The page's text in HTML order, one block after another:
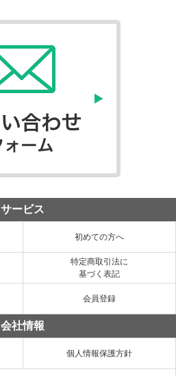
サービス
初めての方へ
特定商取引法に
基づく表記
会員登録
会社情報
個人情報保護方針